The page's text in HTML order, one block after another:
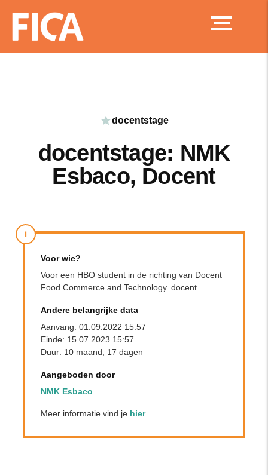
docentstage
docentstage: NMK
Esbaco, Docent
i
Voor wie?
Voor een HBO student in de richting van Docent
Food Commerce and Technology. docent
Andere belangrijke data
Aanvang: 01.09.2022 15:57
Einde: 15.07.2023 15:57
Duur: 10 maand, 17 dagen
Aangeboden door
NMK Esbaco
Meer informatie vind je hier